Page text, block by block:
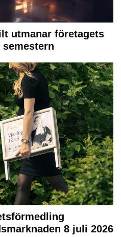
utmanar företagets
8 juli 2026